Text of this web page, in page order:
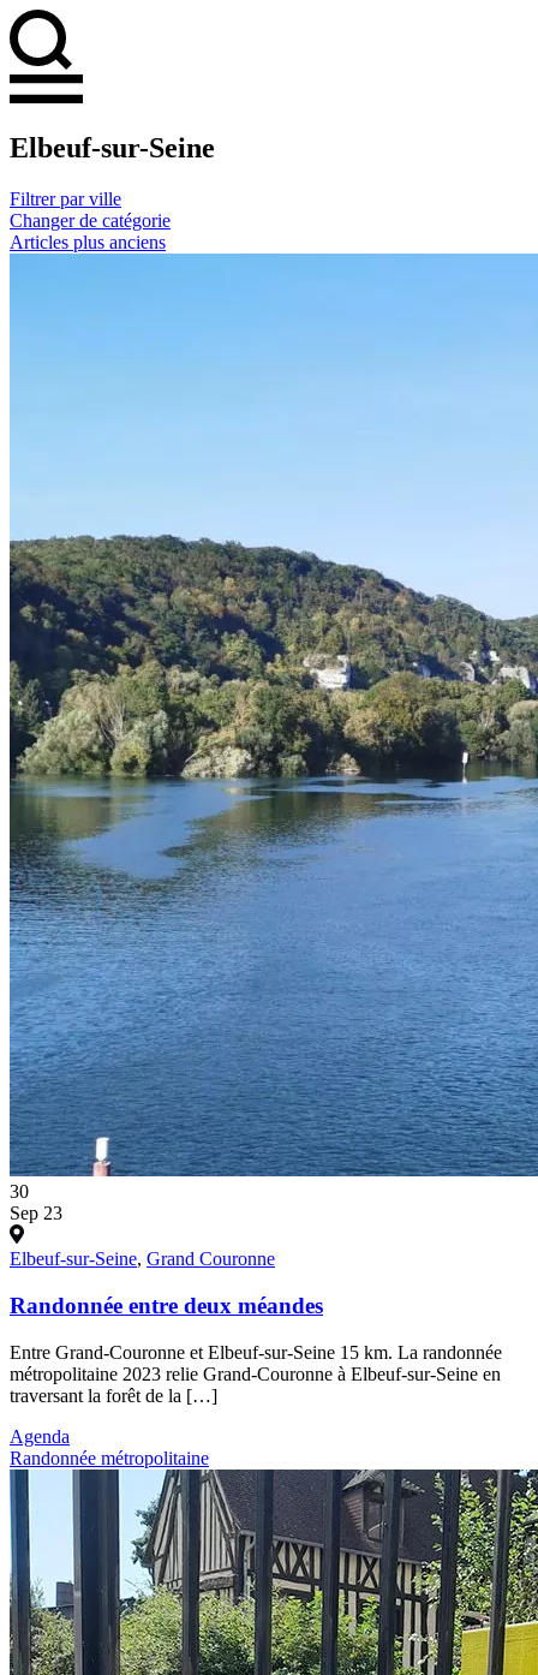
Elbeuf-sur-Seine
Filtrer par ville
Changer de catégorie
Articles plus anciens
30
Sep 23
Elbeuf-sur-Seine, Grand Couronne
Randonnée entre deux méandes
Entre Grand-Couronne et Elbeuf-sur-Seine 15 km. La randonnée
métropolitaine 2023 relie Grand-Couronne à Elbeuf-sur-Seine en
traversant la forêt de la […]
Agenda
Randonnée métropolitaine